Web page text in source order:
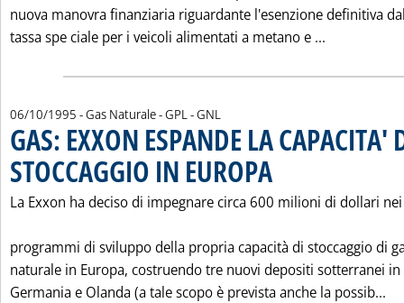
nuova manovra finanziaria riguardante l'esenzione definitiva
tassa spe ciale per i veicoli alimentati a metano e ...
06/10/1995 - Gas Naturale - GPL - GNL
GAS: EXXON ESPANDE LA CAPACITA'
STOCCAGGIO IN EUROPA
La Exxon ha deciso di impegnare circa 600 milioni di dollari nei
programmi di sviluppo della propria capacità di stoccaggio di
naturale in Europa, costruendo tre nuovi depositi sotterranei in
Germania e Olanda (a tale scopo è prevista anche la possib...